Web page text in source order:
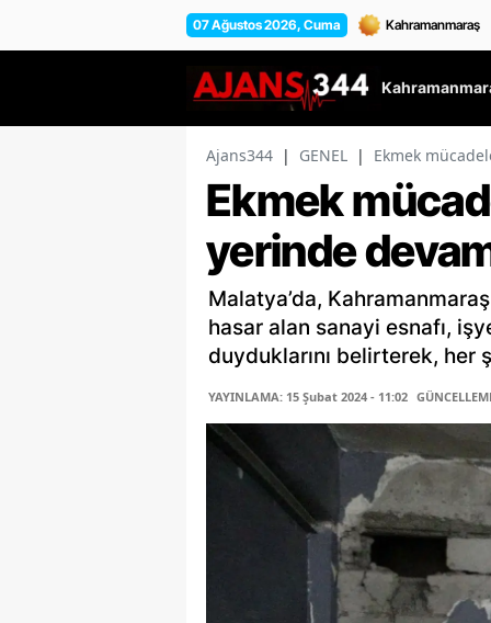
07 Ağustos 2026, Cuma
Ajans344 | GENEL | Ekmek
Ekmek
yerinde
Malatya’da,
hasar alan sanayi esnafı,
duyduklarını belirterek, her
YAYINLAMA: 15 Şubat 2024 - 11:02